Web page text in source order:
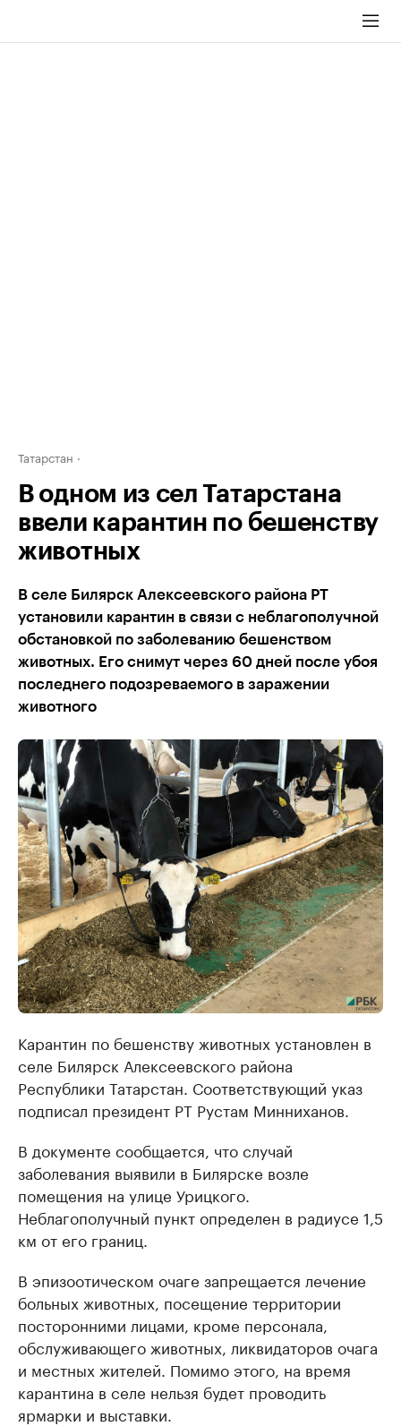
Татарстан
В одном из сел Татарстана
ввели карантин по бешенству
животных
В селе Билярск Алексеевского района РТ
установили карантин в связи с неблагополучной
обстановкой по заболеванию бешенством
животных. Его снимут через 60 дней после убоя
последнего подозреваемого в заражении
животного
Карантин по бешенству животных установлен в
селе Билярск Алексеевского района
Республики Татарстан. Соответствующий указ
подписал президент РТ Рустам Минниханов.
В документе сообщается, что случай
заболевания выявили в Билярске возле
помещения на улице Урицкого.
Неблагополучный пункт определен в радиусе 1,5
км от его границ.
В эпизоотическом очаге запрещается лечение
больных животных, посещение территории
посторонними лицами, кроме персонала,
обслуживающего животных, ликвидаторов очага
и местных жителей. Помимо этого, на время
карантина в селе нельзя будет проводить
ярмарки и выставки.